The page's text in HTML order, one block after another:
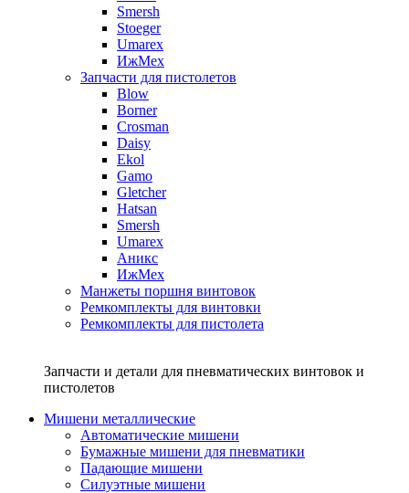
Smersh
Stoeger
Umarex
ИжМех
Запчасти для пистолетов
Blow
Borner
Crosman
Daisy
Ekol
Gamo
Gletcher
Hatsan
Smersh
Umarex
Аникс
ИжМех
Манжеты поршня винтовок
Ремкомплекты для винтовки
Ремкомплекты для пистолета
Запчасти и детали для пневматических винтовок и
пистолетов
Мишени металлические
Автоматические мишени
Бумажные мишени для пневматики
Падающие мишени
Силуэтные мишени